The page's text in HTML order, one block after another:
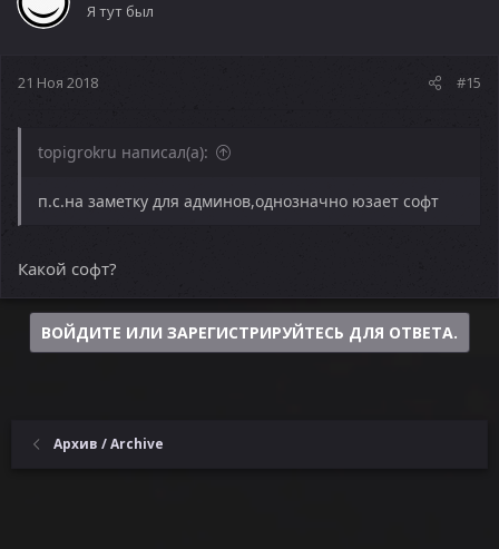
Я тут был
21 Ноя 2018 #15
topigrokru написал(а):
п.с.на заметку для админов,однозначно юзает софт
Какой софт?
ВОЙДИТЕ ИЛИ ЗАРЕГИСТРИРУЙТЕСЬ ДЛЯ ОТВЕТА.
Архив / Archive